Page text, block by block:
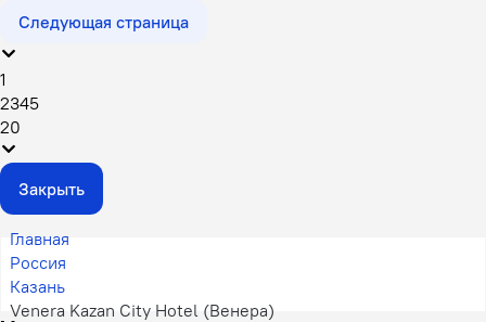
Следующая страница
1
2345
20
Закрыть
Главная
Россия
Казань
Venera Kazan City Hotel (Венера)